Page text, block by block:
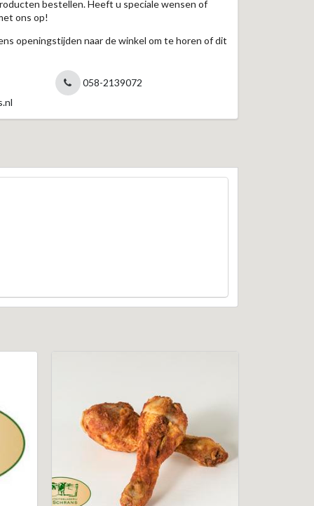
bestellen. Heeft u speciale wensen of
ons op!
openingstijden naar de winkel om te horen of dit
058-2139072